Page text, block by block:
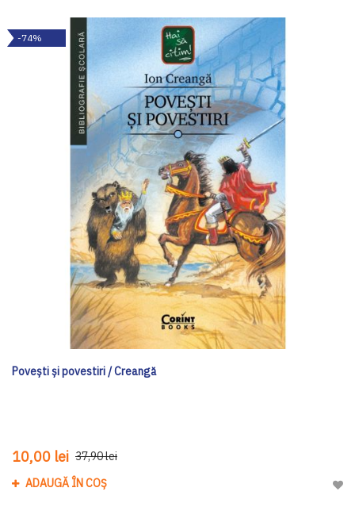
-74%
Poveşti şi povestiri / Creangă
10,00 lei 37,90 lei
ADAUGĂ ÎN COȘ